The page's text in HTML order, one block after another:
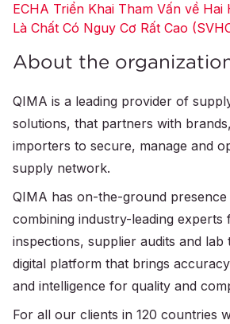
ECHA Triển Khai Tham Vấn về Hai
Là Chất Có Nguy Cơ Rất Cao
About the
QIMA is a leading provider of
solutions, that partners with
importers to secure, manage and
supply network.
QIMA has on-the-ground
combining industry-leading experts
inspections, supplier audits and lab
digital platform that brings
and intelligence for quality and
For all our clients in 120 countries